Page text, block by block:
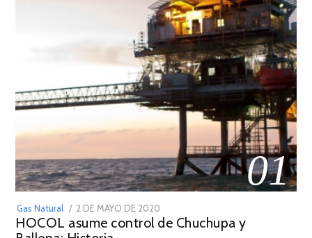
01
Gas Natural
POSTED
ON
2 DE MAYO DE 2020
DE
HOCOL asume control de Chuchupa y